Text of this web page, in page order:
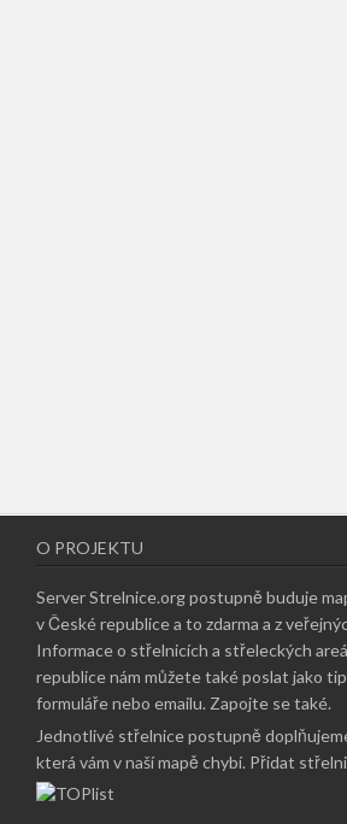
O PROJEKTU
Server Strelnice.org postupně buduje
v České republice a to zdarma a z
Informace o střelnicích a střeleckých
republice nám můžete také poslat jako
formuláře nebo emailu. Zapojte se také.
Jednotlivé střelnice postupně
která vám v naší mapě chybí. Přidat